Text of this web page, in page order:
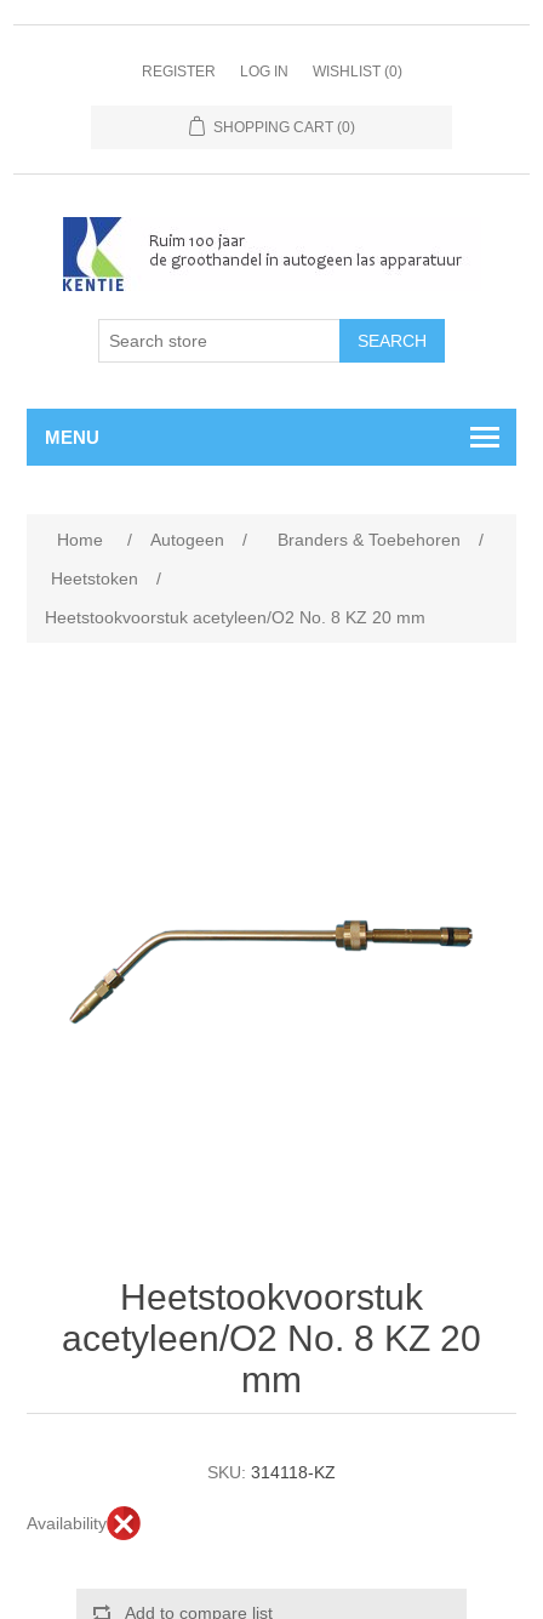
REGISTER LOG IN WISHLIST (0)
SHOPPING CART (0)
MENU
Home / Autogeen / Branders & Toebehoren
/
Heetstoken
/
Heetstookvoorstuk acetyleen/O2 No. 8 KZ 20 mm
Heetstookvoorstuk
acetyleen/O2 No. 8 KZ 20
mm
SKU: 314118-KZ
Availability